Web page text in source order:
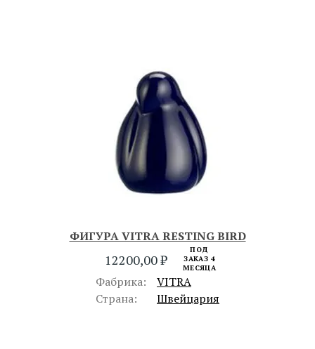
ФИГУРА VITRA RESTING BIRD
12200,00₽
ПОД
ЗАКАЗ 4
МЕСЯЦА
Фабрика:
VITRA
Страна:
Швейцария